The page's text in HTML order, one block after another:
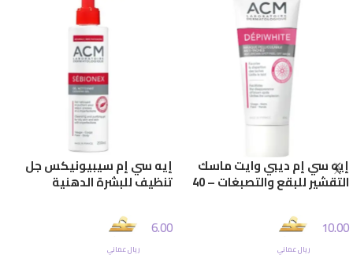
إيه سي إم ديبي وايت ماسك
التقشير للبقع والتصبغات – 40
10.00
ريال عماني
إيه سي إم سيبيونيكس جل
تنظيف للبشرة الدهنية
6.00
ريال عماني